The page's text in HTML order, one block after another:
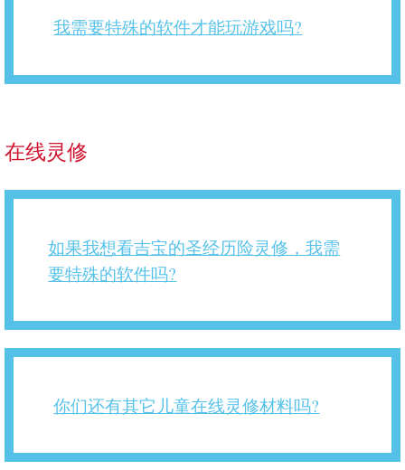
我需要特殊的软件才能玩游戏吗?
在线灵修
如果我想看吉宝的圣经历险灵修，我需
要特殊的软件吗?
你们还有其它儿童在线灵修材料吗?